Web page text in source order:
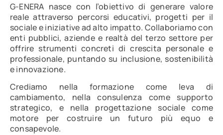
G-ENERA nasce con l’obiettivo di generare valore
reale attraverso percorsi educativi, progetti per il
sociale e iniziative ad alto impatto. Collaboriamo con
enti pubblici, aziende e realtà del terzo settore per
offrire strumenti concreti di crescita personale e
professionale, puntando su inclusione, sostenibilità
e innovazione.
Crediamo nella formazione come leva di
cambiamento, nella consulenza come supporto
strategico, e nella progettazione sociale come
motore per costruire un futuro più equo e
consapevole.